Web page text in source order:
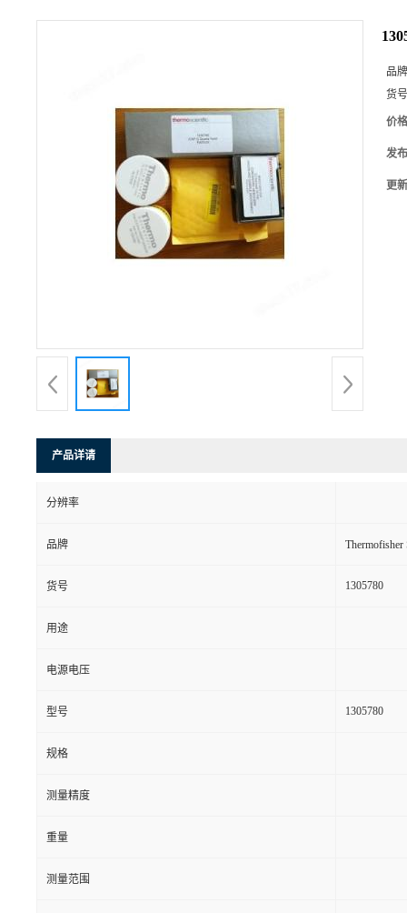
品
货
价
发
更
产品详请
分辨率
品牌
货号 1305780
用途
电源电压
型号 1305780
规格
测量精度
重量
测量范围